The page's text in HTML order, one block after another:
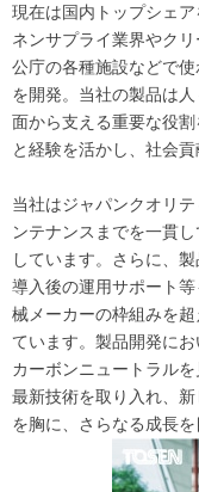
現在は国内トップシェ
ネンサプライ業界やク
公庁の各種施設などで
を開発。当社の製品は
面から支える重要な役
と経験を活かし、社会
当社はジャパンクオリ
ンテナンスまでを一貫
しています。さらに、
導入後の運用サポート
械メーカーの枠組みを
ています。製品開発に
カーボンニュートラル
最新技術を取り入れ、
を胸に、さらなる成長を